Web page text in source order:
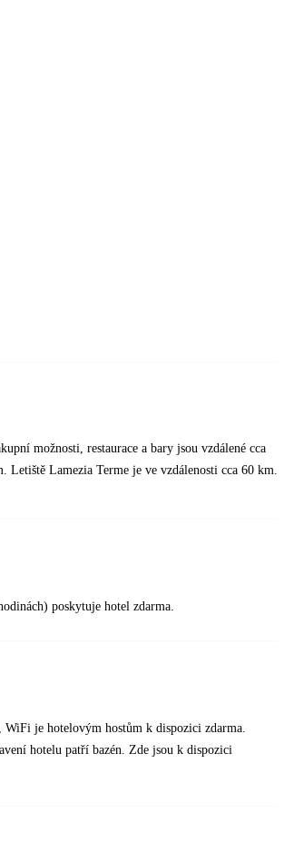
možnosti, restaurace a bary jsou vzdálené cca
Letiště Lamezia Terme je ve vzdálenosti cca 60 km.
poskytuje hotel zdarma.
je hotelovým hostům k dispozici zdarma.
hotelu patří bazén. Zde jsou k dispozici